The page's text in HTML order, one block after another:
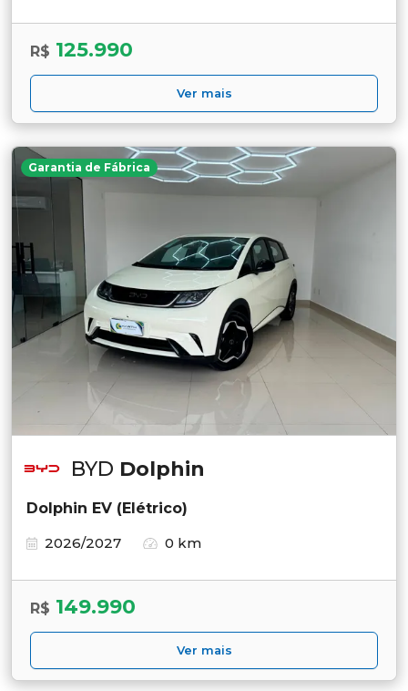
R$ 125.990
Ver mais
Garantia de Fábrica
BYD Dolphin
Dolphin EV (Elétrico)
2026/2027
0 km
R$ 149.990
Ver mais